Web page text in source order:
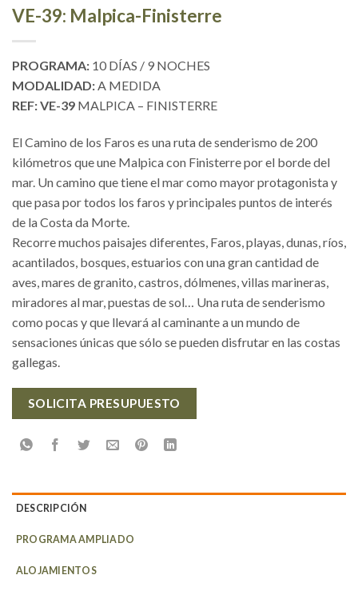
VE-39: Malpica-Finisterre
PROGRAMA: 10 DÍAS / 9 NOCHES
MODALIDAD: A MEDIDA
REF: VE-39 MALPICA – FINISTERRE
El Camino de los Faros es una ruta de senderismo de 200
kilómetros que une Malpica con Finisterre por el borde del
mar. Un camino que tiene el mar como mayor protagonista y
que pasa por todos los faros y principales puntos de interés
de la Costa da Morte.
Recorre muchos paisajes diferentes, Faros, playas, dunas, ríos,
acantilados, bosques, estuarios con una gran cantidad de
aves, mares de granito, castros, dólmenes, villas marineras,
miradores al mar, puestas de sol… Una ruta de senderismo
como pocas y que llevará al caminante a un mundo de
sensaciones únicas que sólo se pueden disfrutar en las costas
gallegas.
SOLICITA PRESUPUESTO
DESCRIPCIÓN
PROGRAMA AMPLIADO
ALOJAMIENTOS